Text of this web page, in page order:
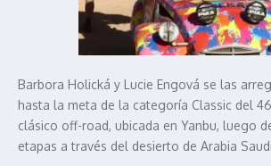
Barbora Holická y Lucie Engová se las
hasta la meta de la categoría Classic del
clásico off-road, ubicada en Yanbu, luego
etapas a través del desierto de Arabia